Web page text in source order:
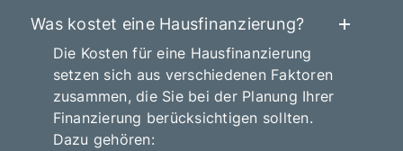
Was kostet eine Hausfinanzierung?
Die Kosten für eine Hausfinanzierung
setzen sich aus verschiedenen Faktoren
zusammen, die Sie bei der Planung Ihrer
Finanzierung berücksichtigen sollten.
Dazu gehören: